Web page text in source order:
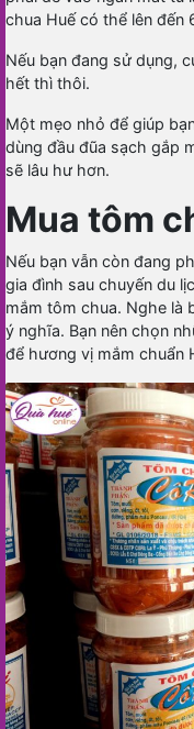
chua Huế có thể lên đến
Nếu bạn đang sử dụng,
hết thì thôi.
Một mẹo nhỏ để giúp
dùng đầu đũa sạch gắp
sẽ lâu hư hơn.
Mua tôm
Nếu bạn vẫn còn đang
gia đình sau chuyến du
mắm tôm chua. Nghe là
ý nghĩa. Bạn nên chọn
để hương vị mắm chuẩn